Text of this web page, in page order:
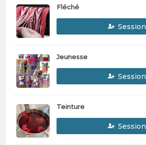
Fléché
Session
Jeunesse
Session
Teinture
Session